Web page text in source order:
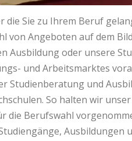
Sie zu Ihrem Beruf
von Angeboten auf dem
Ausbildung oder unsere
und Arbeitsmarktes
Studienberatung und
So halten wir
die Berufswahl
Ausbildungen